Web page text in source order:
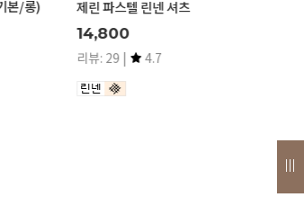
깅엄 체크 지지미 슬리브리스 베스트
51,000
리뷰: 1 |
5.0
입체적인 질감이 매력적인 지지미 원단에,누구
에게나 잘 어울리는 산뜻한 고방체크 패턴.하나